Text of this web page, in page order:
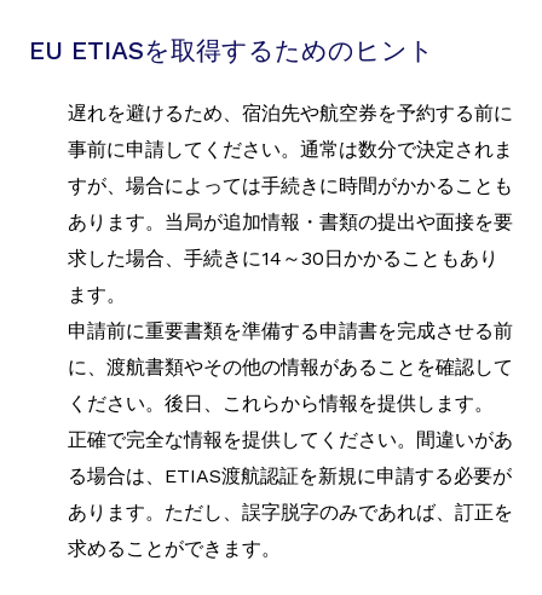
EU ETIASを取得するためのヒント
遅れを避けるため、宿泊先や航空券を予約する前に
事前に申請してください。通常は数分で決定されま
すが、場合によっては手続きに時間がかかることも
あります。当局が追加情報・書類の提出や面接を要
求した場合、手続きに14～30日かかることもあり
ます。
申請前に重要書類を準備する申請書を完成させる前
に、渡航書類やその他の情報があることを確認して
ください。後日、これらから情報を提供します。
正確で完全な情報を提供してください。間違いがあ
る場合は、ETIAS渡航認証を新規に申請する必要が
あります。ただし、誤字脱字のみであれば、訂正を
求めることができます。